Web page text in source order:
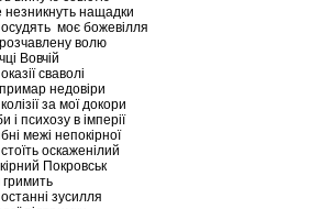
незникнуть нащадки
моє божевілля
волю
Вовчій
сваволі
недовіри
за мої докори
і психозу в імперії
межі непокірної
оскаженілий
Покровськ
гримить
останні зусилля